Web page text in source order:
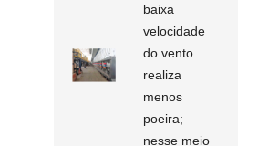
baixa
velocidade
do vento
realiza
menos
poeira;
nesse meio